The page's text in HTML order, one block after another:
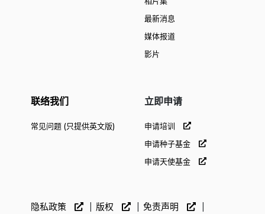
最新消息
媒体报道
影片
联络我们
常见问题 (只提供英文版)
立即申请
申请培训
申请种子基金
申请天使基金
隐私政策 版权
免责声明